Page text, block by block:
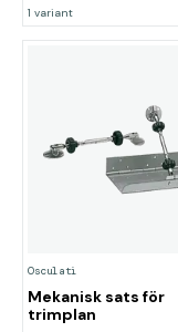
1 variant
Osculati
Mekanisk sats för
trimplan